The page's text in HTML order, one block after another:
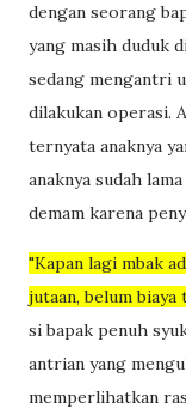
dengan seorang
yang masih duduk
sedang mengantri
dilakukan operasi.
ternyata anaknya
anaknya sudah
demam karena
"Kapan lagi mbak
jutaan, belum
si bapak penuh
antrian yang
memperlihatkan